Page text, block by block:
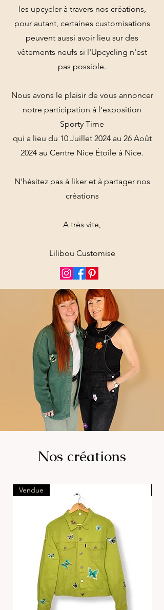
les upcycler à travers nos créations,
pour autant, certaines customisations
peuvent aussi avoir lieu sur des
vêtements neufs si l'Upcycling n'est
pas possible.
Nous avons le plaisir de vous annoncer
notre participation à l'exposition
Sporty Time
qui a lieu du 10 Juillet 2024 au 26 Août
2024 au Centre Nice Étoile à Nice.
N'hésitez pas à liker et à partager nos
créations
A très vite,
Lilibou Customise
Nos créations
Vendue